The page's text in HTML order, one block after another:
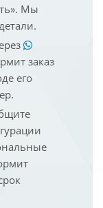
Мы
заказ
его